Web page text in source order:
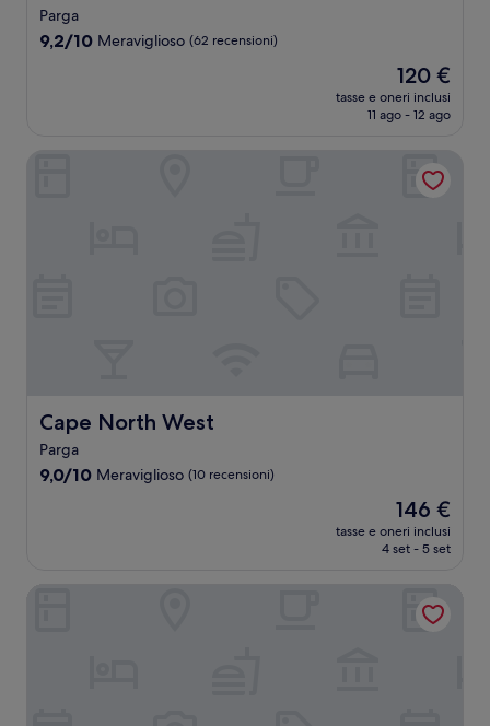
a
3.0
Parga
9.2
9,2/10 Meraviglioso (62 recensioni)
Il
prezzo
attuale
120 €
120 €
tasse e oneri inclusi
11 ago - 12 ago
Cape North West
Cape North West
Parga
9.0
9,0/10 Meraviglioso (10 recensioni)
Il
prezzo
attuale
146 €
146 €
tasse e oneri inclusi
4 set - 5 set